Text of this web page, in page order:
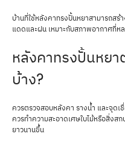
บ้านที่ใช้หลังคาทรงปั้นหยาสามารถสร้
แดดและฝน เหมาะกับสภาพอากาศที่ห
หลังคาทรงปั้นหยา
บ้าง?
ควรตรวจสอบหลังคา รางน้ำ และจุด
ควรทำความสะอาดเศษใบไม้หรือสิ่งส
ยาวนานขึ้น